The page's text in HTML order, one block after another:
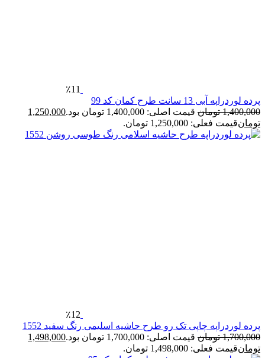
٪11
لوردراپه آبی 13 سانت طرح کمان کد 99
تومان قیمت اصلی: 1,400,000 تومان بود.
1,250,000
قیمت فعلی: 1,250,000 تومان.
٪12
لوردراپه چاپی تک رو طرح حاشیه اسلیمی رنگ سفید 1552
تومان قیمت اصلی: 1,700,000 تومان بود.
1,498,000
قیمت فعلی: 1,498,000 تومان.